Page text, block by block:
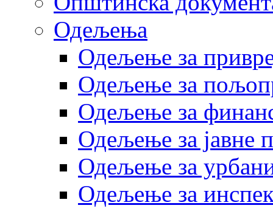
Одељења
Одељење за
Одељење за
Одељење за
Одељење за јавне
Одељење за
Одељење за